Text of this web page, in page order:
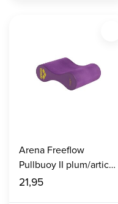
Arena Freeflow
Pullbuoy II plum/artic-
lime
21,95